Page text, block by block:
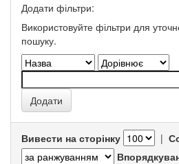
Додати фільтри:
Використовуйте фільтри для
пошуку.
Вивести на сторінку |